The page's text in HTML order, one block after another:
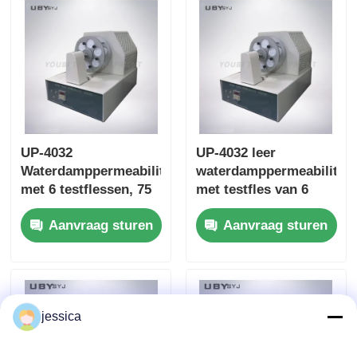
UP-4032
Waterdamppermeabiliteitsmeter
met 6 testflessen, 75
±5cpm
fleshoudersnelheid
en 30 ±1 mm
voor leer en textiel
Aanvraag sturen
UP-4032 leer
met testfles van 6
stuks voor schoeisel
EN ISO 20344 SATRA
TM172 conformiteit
Aanvraag sturen
jessica